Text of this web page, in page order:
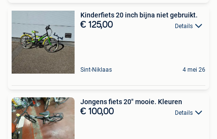
Kinderfiets 20 inch bijna niet gebruikt.
€ 125,00 Details
Sint-Niklaas 4 mei 26
Jongens fiets 20" mooie. Kleuren
€ 100,00 Details